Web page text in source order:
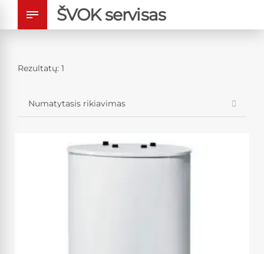
ŠVOK servisas
Rezultatų: 1